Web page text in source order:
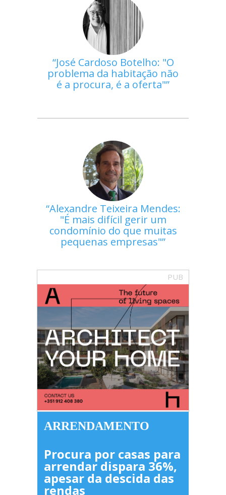
José Cardoso Botelho: "O
problema da habitação não
é a procura, é a oferta"
Alexandre Teixeira Mendes:
"É mais difícil gerir um
condomínio do que muitas
pequenas empresas"
PUB
ARRENDAMENTO
Procura por casas para
arrendar dispara 36%,
apesar da descida das
rendas